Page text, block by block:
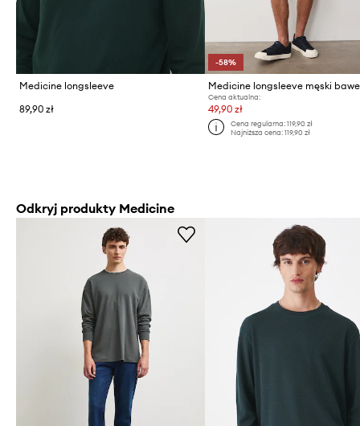
Medicine longsleeve
89,90 zł
-58%
Cena aktualna:
49,90 zł
Cena regularna: 119,90 zł
Najniższa cena: 119,90 zł
Odkryj produkty Medicine